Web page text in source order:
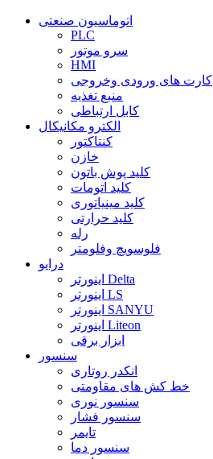
اتوماسیون صنعتی
PLC
سرو موتور
HMI
کارت های ورودی وخروجی
منبع تغذیه
کابل ارتباطی
الکترو مکانیکال
کنتاکتور
خازن
کلید پوش باتون
کلید اتومات
کلید مینیاتوری
کلید حرارتی
رله
فلوسویچ وفلومتر
درایو
اینورتر Delta
اینورتر LS
اینورتر SANYU
اینورتر Liteon
ابزار برقی
سنسور
انکدر روتاری
خط کش های مقاومتی
سنسور نوری
سنسور فشار
تایمر
سنسور دما